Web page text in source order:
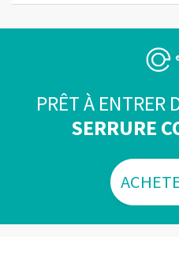
PRÊT À ENTRER
SERRURE